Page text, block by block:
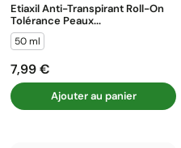
Etiaxil Anti-Transpirant Roll-On
Tolérance Peaux...
50 ml
Prix
7,99 €
Ajouter au panier